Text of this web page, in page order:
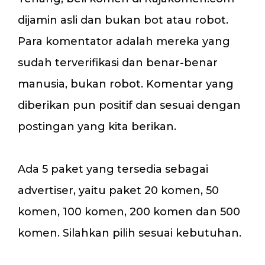
dijamin asli dan bukan bot atau robot.
Para komentator adalah mereka yang
sudah terverifikasi dan benar-benar
manusia, bukan robot. Komentar yang
diberikan pun positif dan sesuai dengan
postingan yang kita berikan.
Ada 5 paket yang tersedia sebagai
advertiser, yaitu paket 20 komen, 50
komen, 100 komen, 200 komen dan 500
komen. Silahkan pilih sesuai kebutuhan.